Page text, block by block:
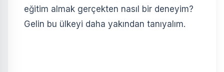
eğitim almak gerçekten nasıl bir deneyim?
Gelin bu ülkeyi daha yakından tanıyalım.